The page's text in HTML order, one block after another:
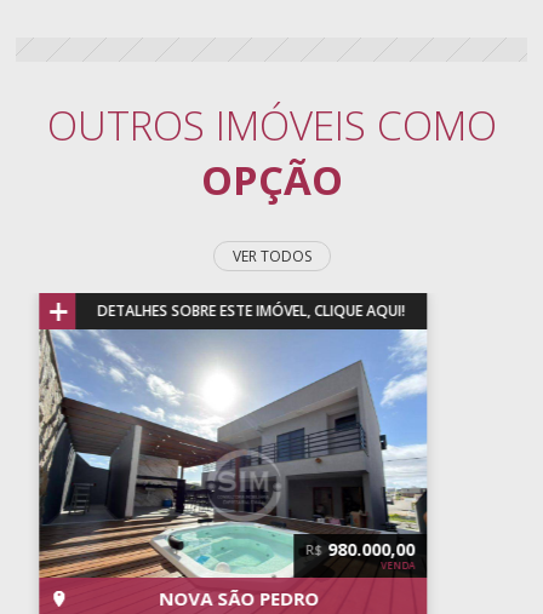
OUTROS IMÓVEIS COMO
OPÇÃO
VER TODOS
+ DETALHES SOBRE ESTE IMÓVEL, CLIQUE AQUI!
NOVA SÃO PEDRO